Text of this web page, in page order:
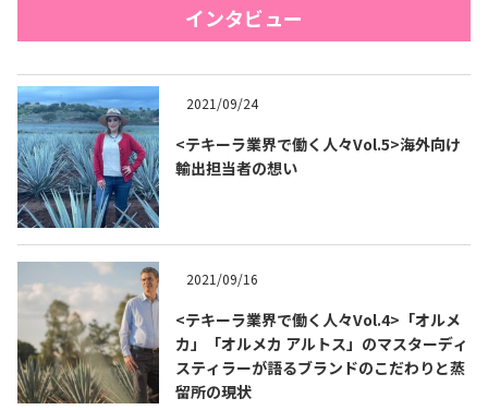
インタビュー
2021/09/24
<テキーラ業界で働く人々Vol.5>海外向け
輸出担当者の想い
2021/09/16
<テキーラ業界で働く人々Vol.4>「オルメ
カ」「オルメカ アルトス」のマスターディ
スティラーが語るブランドのこだわりと蒸
留所の現状